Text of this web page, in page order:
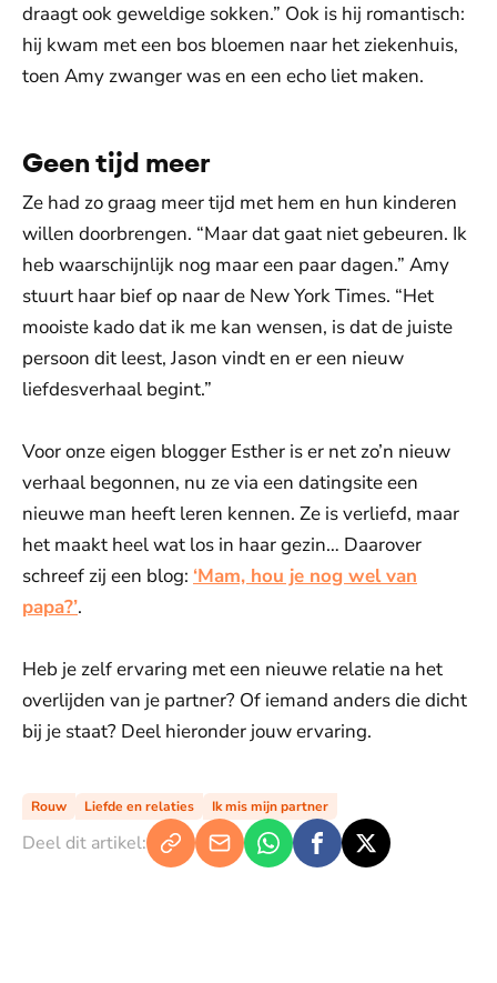
draagt ook geweldige sokken.” Ook is hij romantisch:
hij kwam met een bos bloemen naar het ziekenhuis,
toen Amy zwanger was en een echo liet maken.
Geen tijd meer
Ze had zo graag meer tijd met hem en hun kinderen
willen doorbrengen. “Maar dat gaat niet gebeuren. Ik
heb waarschijnlijk nog maar een paar dagen.” Amy
stuurt haar bief op naar de New York Times. “Het
mooiste kado dat ik me kan wensen, is dat de juiste
persoon dit leest, Jason vindt en er een nieuw
liefdesverhaal begint.”
Voor onze eigen blogger Esther is er net zo’n nieuw
verhaal begonnen, nu ze via een datingsite een
nieuwe man heeft leren kennen. Ze is verliefd, maar
het maakt heel wat los in haar gezin… Daarover
schreef zij een blog: ‘Mam, hou je nog wel van
papa?’.
Heb je zelf ervaring met een nieuwe relatie na het
overlijden van je partner? Of iemand anders die dicht
bij je staat? Deel hieronder jouw ervaring.
Rouw Liefde en relaties Ik mis mijn partner
Deel dit artikel: